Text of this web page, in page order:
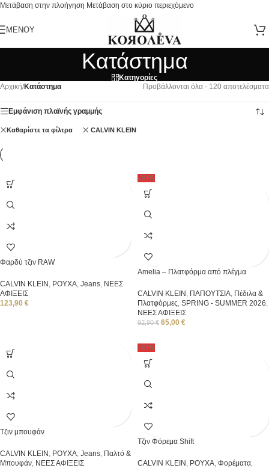
Μετάβαση στην πλοήγηση Μετάβαση στο κύριο περιεχόμενο
ΜΕΝΟΎ
Κατάστημα
Κατηγορίες
Αρχική/Κατάστημα Προβάλλονται όλα - 120 αποτελέσματα
Εμφάνιση πλαϊνής γραμμής
Καθαρίστε τα φίλτρα CALVIN KLEIN
Φαρδύ τζιν RAW
CALVIN KLEIN , ΡΟΥΧΑ, Jeans, ΝΕΕΣ
ΑΦΙΞΕΙΣ
123,90 €
-30%
Amelia – Πλατφόρμα από πλέγμα
CALVIN KLEIN , ΠΑΠΟΥΤΣΙΑ, Πέδιλα &
Πλατφόρμες, SPRING - SUMMER 2026,
ΝΕΕΣ ΑΦΙΞΕΙΣ
92,90€ 65,00 €
Τζιν μπουφάν
CALVIN KLEIN , ΡΟΥΧΑ, Jeans, Παλτό &
Μπουφάν, ΝΕΕΣ ΑΦΙΞΕΙΣ
-30%
Τζιν Φόρεμα Shift
CALVIN KLEIN , ΡΟΥΧΑ, Φορέματα,